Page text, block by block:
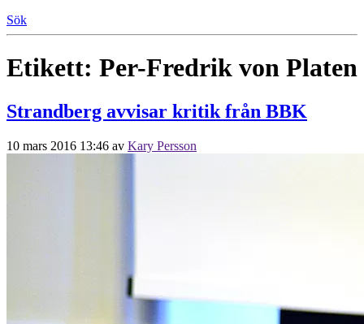
Sök
Etikett: Per-Fredrik von Platen
Strandberg avvisar kritik från BBK
10 mars 2016 13:46 av Kary Persson